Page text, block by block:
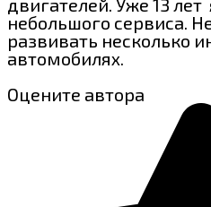
двигателей. Уже 13
небольшого сервиса.
развивать несколько
автомобилях.
Оцените автора